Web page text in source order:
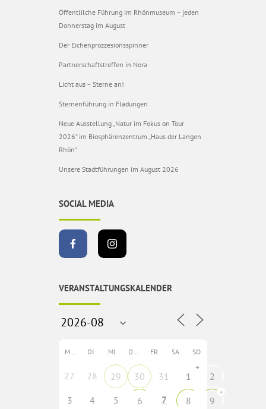
Öffentlilche Führung im Rhönmuseum – jeden
Donnerstag im August
Der Eichenprozzesionsspinner
Partnerschaftstreffen in Nora
Licht aus – Sterne an!
Sternenführung in Fladungen
Neue Ausstellung „Natur im Fokus on Tour
2026“ im Biosphärenzentrum „Haus der Langen
Rhön“
Unsere Stadtführungen im August 2026
SOCIAL MEDIA
VERANSTALTUNGSKALENDER
DI MI FR SA SO
27 28 29 30 31 1
+
2
3
4 5 6 7 8 9
+